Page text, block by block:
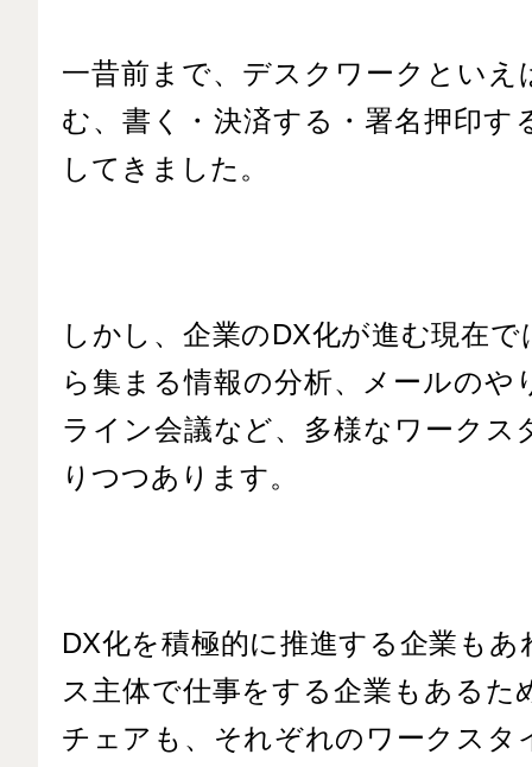
一昔前まで、デスクワークといえ
む、書く・決済する・署名押印す
してきました。
しかし、企業のDX化が進む現在で
ら集まる情報の分析、メールのや
ライン会議など、多様なワークス
りつつあります。
DX化を積極的に推進する企業もあ
ス主体で仕事をする企業もあるた
チェアも、それぞれのワークスタ